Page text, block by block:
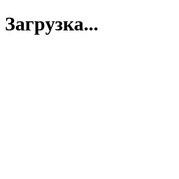
Загрузка...